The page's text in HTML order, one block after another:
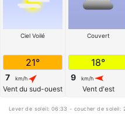
Ciel Voilé
21°
7 km/h
Vent du sud-ouest
Couvert
18°
9 km/h
Vent d'est
Lever de soleil: 06:33 - coucher de soleil: